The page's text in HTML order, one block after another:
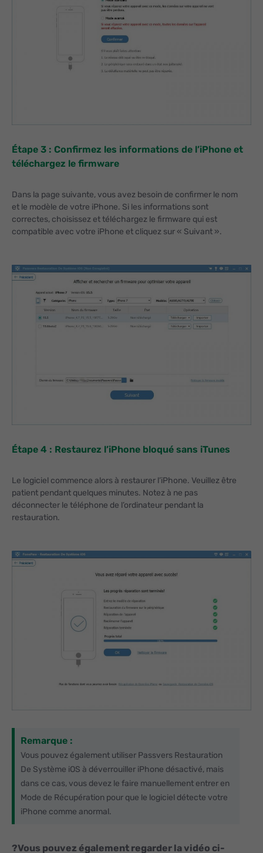
Étape 3 : Confirmez les informations de l’iPhone et
téléchargez le firmware
Dans la page suivante, vous avez besoin de confirmer le nom
et le modèle de votre iPhone. Si les informations sont
correctes, choisissez et téléchargez le firmware qui est
compatible avec votre iPhone et cliquez sur « Suivant ».
Étape 4 : Restaurez l’iPhone bloqué sans iTunes
Le logiciel commence alors à restaurer l’iPhone. Veuillez être
patient pendant quelques minutes. Notez à ne pas
déconnecter le téléphone de l’ordinateur pendant la
restauration.
Remarque :
Vous pouvez également utiliser Passvers Restauration
De Système iOS à déverrouiller iPhone désactivé, mais
dans ce cas, vous devez le faire manuellement entrer en
Mode de Récupération pour que le logiciel détecte votre
iPhone comme anormal.
?Vous pouvez également regarder la vidéo ci-